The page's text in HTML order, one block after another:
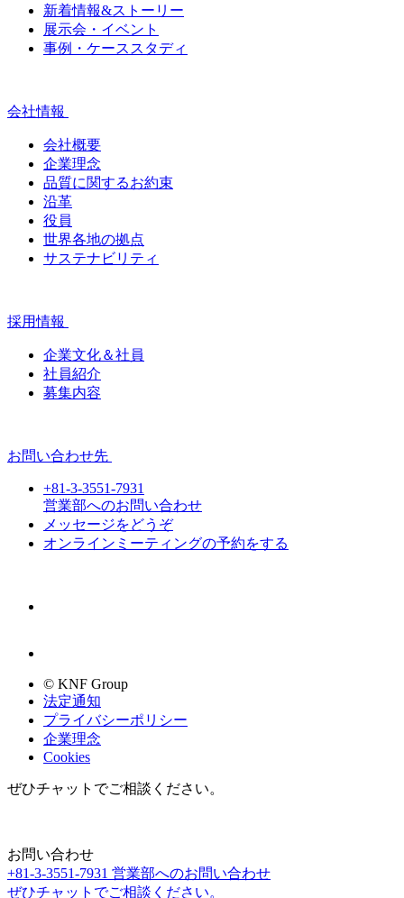
新着情報&ストーリー
展示会・イベント
事例・ケーススタディ
会社情報
会社概要
企業理念
品質に関するお約束
沿革
役員
世界各地の拠点
サステナビリティ
採用情報
企業文化＆社員
社員紹介
募集内容
お問い合わせ先
+81-3-3551-7931
営業部へのお問い合わせ
メッセージをどうぞ
オンラインミーティングの予約をする
© KNF Group
法定通知
プライバシーポリシー
企業理念
Cookies
ぜひチャットでご相談ください。
お問い合わせ
+81-3-3551-7931 営業部へのお問い合わせ
ぜひチャットでご相談ください。